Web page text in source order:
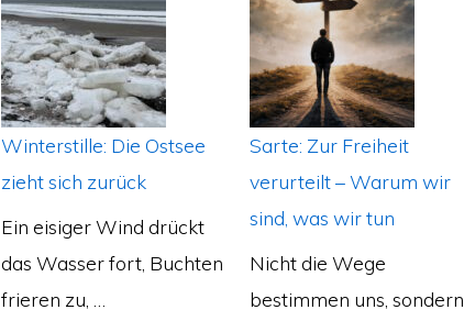
Winterstille: Die Ostsee
zieht sich zurück
Ein eisiger Wind drückt
das Wasser fort, Buchten
frieren zu, …
Sarte: Zur Freiheit
verurteilt – Warum wir
sind, was wir tun
Nicht die Wege
bestimmen uns, sondern